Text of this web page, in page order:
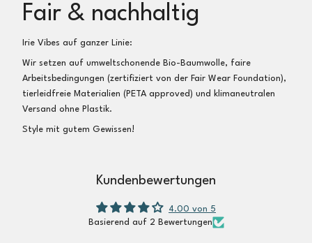
Fair & nachhaltig
Irie Vibes auf ganzer Linie:
Wir setzen auf umweltschonende Bio-Baumwolle, faire
Arbeitsbedingungen (zertifiziert von der Fair Wear Foundation),
tierleidfreie Materialien (PETA approved) und klimaneutralen
Versand ohne Plastik.
Style mit gutem Gewissen!
Kundenbewertungen
4.00 von 5
Basierend auf 2 Bewertungen